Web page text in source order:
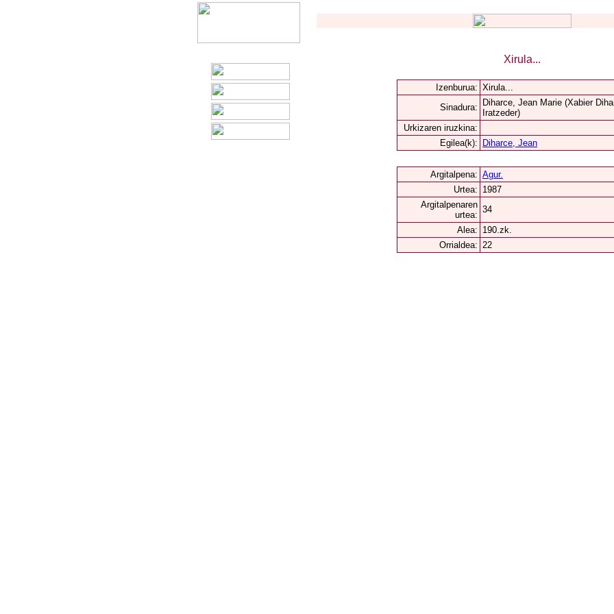
Xirula...
Izenburua: Xirula...
Sinadura:
Diharce, Jean Marie (Xabier
Iratzeder)
Urkizaren iruzkina:
Egilea(k):
Diharce, Jean
Argitalpena: Agur.
Urtea: 1987
Argitalpenaren
urtea:
34
Alea: 190.zk.
Orrialdea: 22